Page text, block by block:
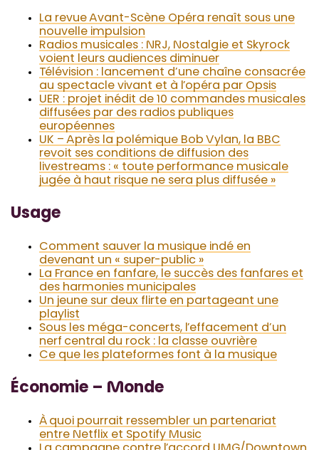
La revue Avant-Scène Opéra renaît sous une
nouvelle impulsion
Radios musicales : NRJ, Nostalgie et Skyrock
voient leurs audiences diminuer
Télévision : lancement d’une chaîne consacrée
au spectacle vivant et à l’opéra par Opsis
UER : projet inédit de 10 commandes musicales
diffusées par des radios publiques
européennes
UK – Après la polémique Bob Vylan, la BBC
revoit ses conditions de diffusion des
livestreams : « toute performance musicale
jugée à haut risque ne sera plus diffusée »
Usage
Comment sauver la musique indé en
devenant un « super-public »
La France en fanfare, le succès des fanfares et
des harmonies municipales
Un jeune sur deux flirte en partageant une
playlist
Sous les méga-concerts, l’effacement d’un
nerf central du rock : la classe ouvrière
Ce que les plateformes font à la musique
Économie – Monde
À quoi pourrait ressembler un partenariat
entre Netflix et Spotify Music